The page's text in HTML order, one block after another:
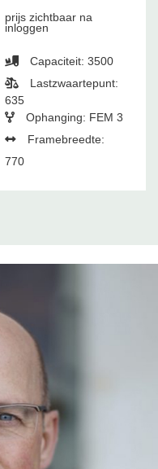
prijs zichtbaar na
inloggen
Capaciteit: 3500
Lastzwaartepunt:
635
Ophanging: FEM 3
Framebreedte:
770